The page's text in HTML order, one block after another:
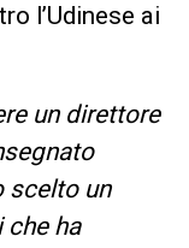
l’Udinese ai
un direttore
scelto un
ha